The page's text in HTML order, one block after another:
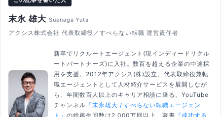
末永 雄大 Suenaga Yuta
アクシス株式会社 代表取締役／すべらない転職 運営責任者
新卒でリクルートエージェント(現インディードリクル
ートパートナーズ)に入社。数百を超える企業の中途採
用を支援。2012年アクシス(株)設立、代表取締役兼転
職エージェントとして人材紹介サービスを展開しなが
ら、年間数百人以上のキャリア相談に乗る。YouTube
チャンネル 「末永雄大 / すべらない転職エージェン
ト」 の総再生回数は2,000万回以上。著書 『成功する